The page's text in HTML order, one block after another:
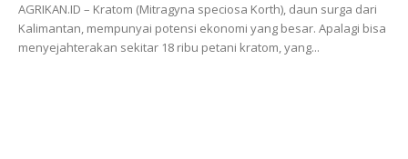
AGRIKAN.ID – Kratom (Mitragyna speciosa Korth), daun surga dari
Kalimantan, mempunyai potensi ekonomi yang besar. Apalagi bisa
menyejahterakan sekitar 18 ribu petani kratom, yang...